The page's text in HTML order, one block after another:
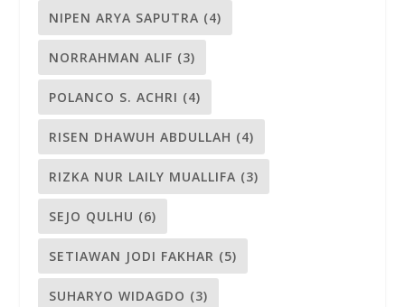
NIPEN ARYA SAPUTRA (4)
NORRAHMAN ALIF (3)
POLANCO S. ACHRI (4)
RISEN DHAWUH ABDULLAH (4)
RIZKA NUR LAILY MUALLIFA (3)
SEJO QULHU (6)
SETIAWAN JODI FAKHAR (5)
SUHARYO WIDAGDO (3)